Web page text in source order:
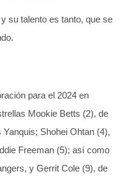
su talento es tanto, que se
para el 2024 en
Mookie Betts (2), de
Shohei Ohtan (4),
Freeman (5); así como
y Gerrit Cole (9), de